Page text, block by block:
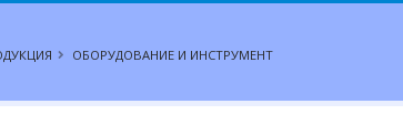
ОБОРУДОВАНИЕ И ИНСТРУМЕНТ